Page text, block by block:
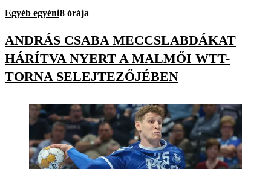
Egyéb egyéni8 órája
ANDRÁS CSABA MECCSLABDÁKAT
HÁRÍTVA NYERT A MALMŐI WTT-
TORNA SELEJTEZŐJÉBEN